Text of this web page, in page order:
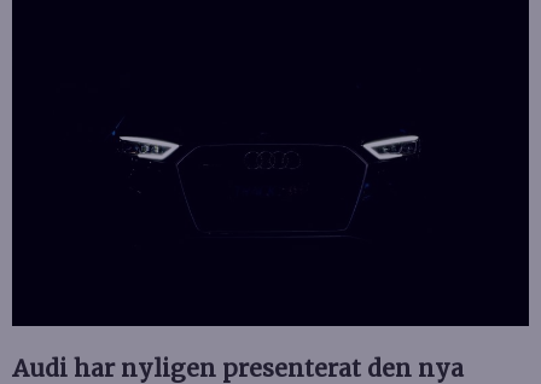
Audi har nyligen presenterat den nya